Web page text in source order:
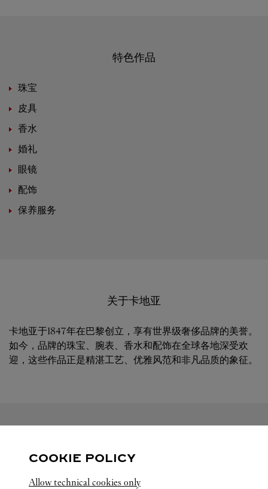
特色作品
珠宝
皮具
香水
婚礼
眼镜
配饰
保养服务
关于卡地亚
卡地亚于1847年在巴黎创立，享有世界级奢侈品牌的美誉。
如今，品牌的珠宝、腕表、香水和配饰在全球各地深受欢
迎，这些作品正是精湛工艺、优雅风范和非凡品质的象征。
COOKIE POLICY
Allow technical cookies only